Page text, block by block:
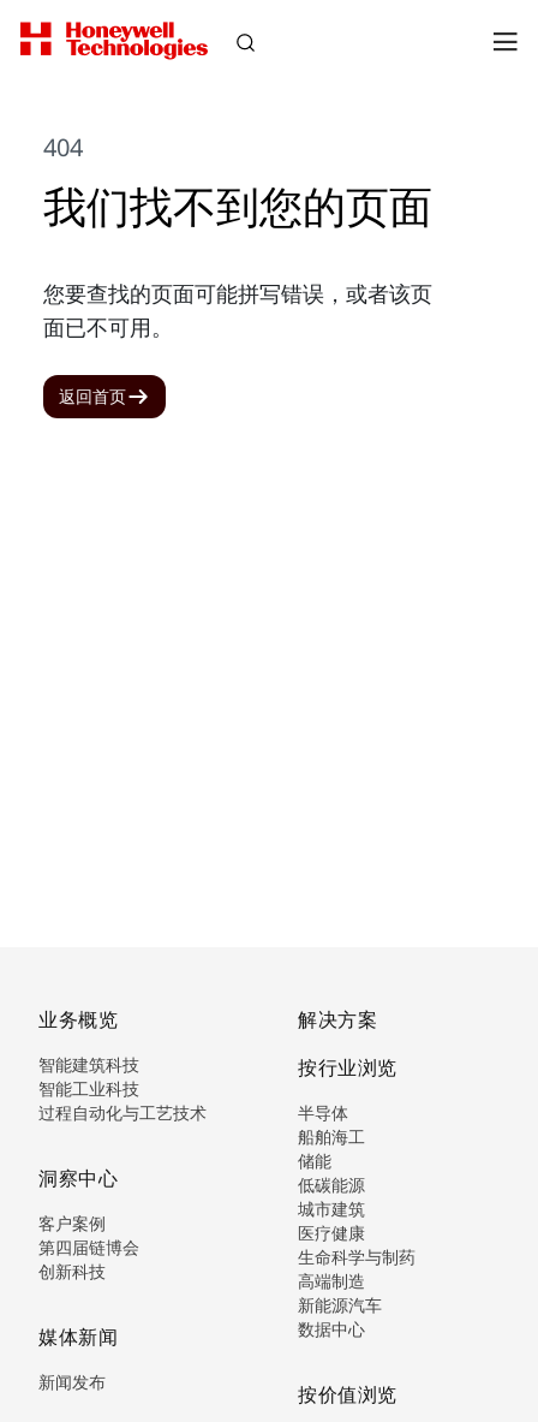
404
我们找不到您的页面
您要查找的页面可能拼写错误，或者该页
面已不可用。
返回首页
业务概览
智能建筑科技
智能工业科技
过程自动化与工艺技术
洞察中心
客户案例
第四届链博会
创新科技
媒体新闻
新闻发布
解决方案
按行业浏览
半导体
船舶海工
储能
低碳能源
城市建筑
医疗健康
生命科学与制药
高端制造
新能源汽车
数据中心
按价值浏览